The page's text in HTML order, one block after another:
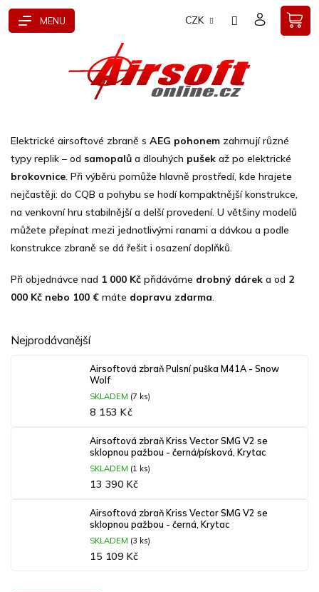
Přejít
CZK
Elektrické airsoftové zbraně s AEG pohonem zahrnují různé
typy replik – od samopalů a dlouhých pušek až po elektrické
brokovnice. Při výběru pomůže hlavně prostředí, kde hrajete
nejčastěji: do CQB a pohybu se hodí kompaktnější konstrukce,
na venkovní hru stabilnější a delší provedení. U většiny modelů
můžete přepínat mezi jednotlivými ranami a dávkou a podle
konstrukce zbraně se dá řešit i osazení doplňků.
Při objednávce nad 1 000 Kč přidáváme drobný dárek a od 2
000 Kč nebo 100 € máte dopravu zdarma.
Nejprodávanější
Airsoftová zbraň Pulsní puška M41A - Snow
Wolf
SKLADEM (7 ks)
8 153 Kč
Airsoftová zbraň Kriss Vector SMG V2 se
sklopnou pažbou - černá/písková, Krytac
SKLADEM (1 ks)
13 390 Kč
Airsoftová zbraň Kriss Vector SMG V2 se
sklopnou pažbou - černá, Krytac
SKLADEM (3 ks)
15 109 Kč